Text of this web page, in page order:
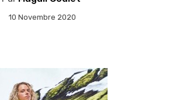
10 Novembre 2020